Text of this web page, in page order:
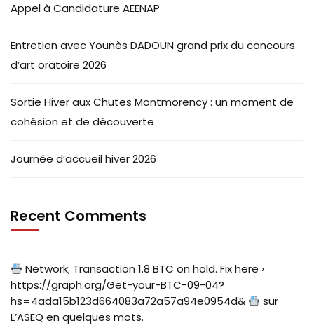
Appel à Candidature AEENAP
Entretien avec Younès DADOUN grand prix du concours
d’art oratoire 2026
Sortie Hiver aux Chutes Montmorency : un moment de
cohésion et de découverte
Journée d’accueil hiver 2026
Recent Comments
Network; Transaction 1.8 BTC on hold. Fix here ›
https://graph.org/Get-your-BTC-09-04?
hs=4ada15b123d664083a72a57a94e0954d&
sur
L’ASEQ en quelques mots.